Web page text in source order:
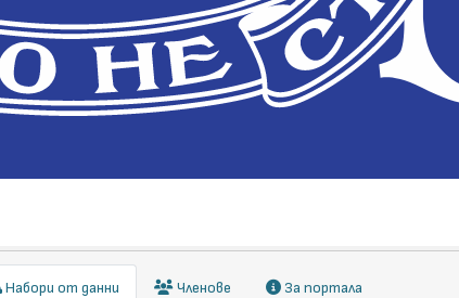
Набори от данни Членове За портала